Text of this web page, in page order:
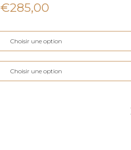
€285,00
prix :
€115,00
à